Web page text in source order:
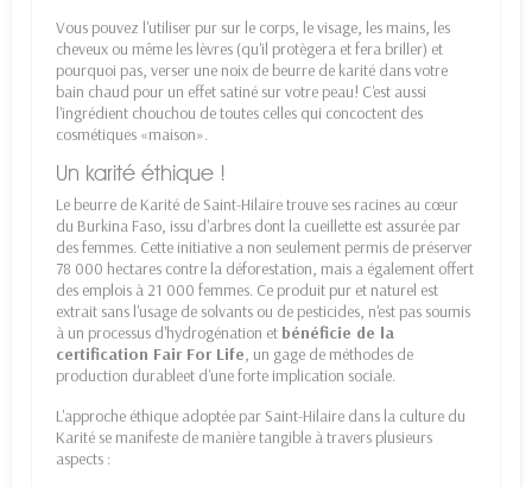
Vous pouvez l'utiliser pur sur le corps, le visage, les mains, les
cheveux ou même les lèvres (qu'il protègera et fera briller) et
pourquoi pas, verser une noix de beurre de karité dans votre
bain chaud pour un effet satiné sur votre peau! C'est aussi
l'ingrédient chouchou de toutes celles qui concoctent des
cosmétiques «maison».
Un karité éthique !
Le beurre de Karité de Saint-Hilaire trouve ses racines au cœur
du Burkina Faso, issu d'arbres dont la cueillette est assurée par
des femmes. Cette initiative a non seulement permis de préserver
78 000 hectares contre la déforestation, mais a également offert
des emplois à 21 000 femmes. Ce produit pur et naturel est
extrait sans l'usage de solvants ou de pesticides, n'est pas soumis
à un processus d'hydrogénation et bénéficie de la
certification Fair For Life, un gage de méthodes de
production durableet d'une forte implication sociale.
L'approche éthique adoptée par Saint-Hilaire dans la culture du
Karité se manifeste de manière tangible à travers plusieurs
aspects :